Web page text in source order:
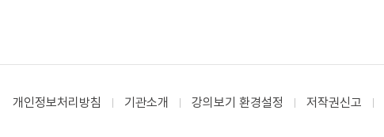
개인정보처리방침 기관소개 강의보기 환경설정 저작권신고